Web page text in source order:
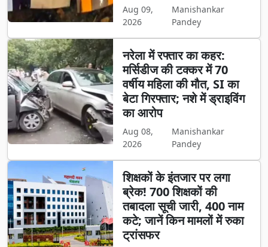
Aug 09,
2026
Manishankar
Pandey
नरेला में रफ्तार का कहर:
मर्सिडीज की टक्कर में 70
वर्षीय महिला की मौत, SI का
बेटा गिरफ्तार; नशे में ड्राइविंग
का आरोप
Aug 08,
2026
Manishankar
Pandey
शिक्षकों के इंतजार पर लगा
ब्रेक! 700 शिक्षकों की
तबादला सूची जारी, 400 नाम
कटे; जानें किन मामलों में रुका
ट्रांसफर